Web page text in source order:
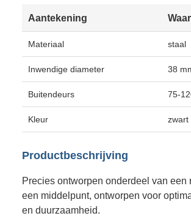
Aantekening
Materiaal staal
Inwendige diameter 38
Buitendeurs 75-
Kleur zwart
Productbeschrijving
Precies ontworpen onderdeel van een
een middelpunt, ontworpen voor
en duurzaamheid.